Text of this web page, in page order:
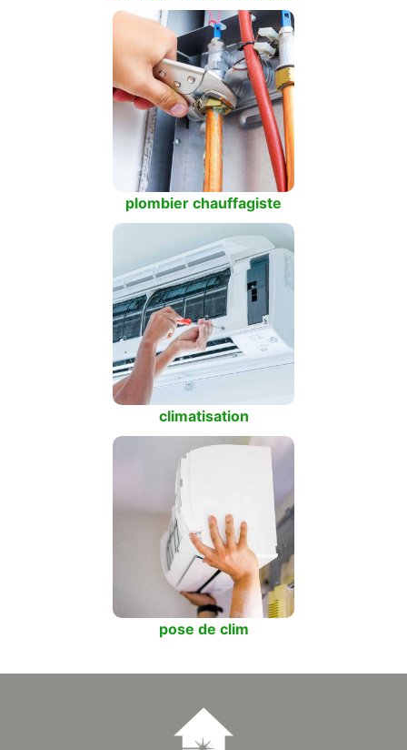
plombier chauffagiste
climatisation
pose de clim